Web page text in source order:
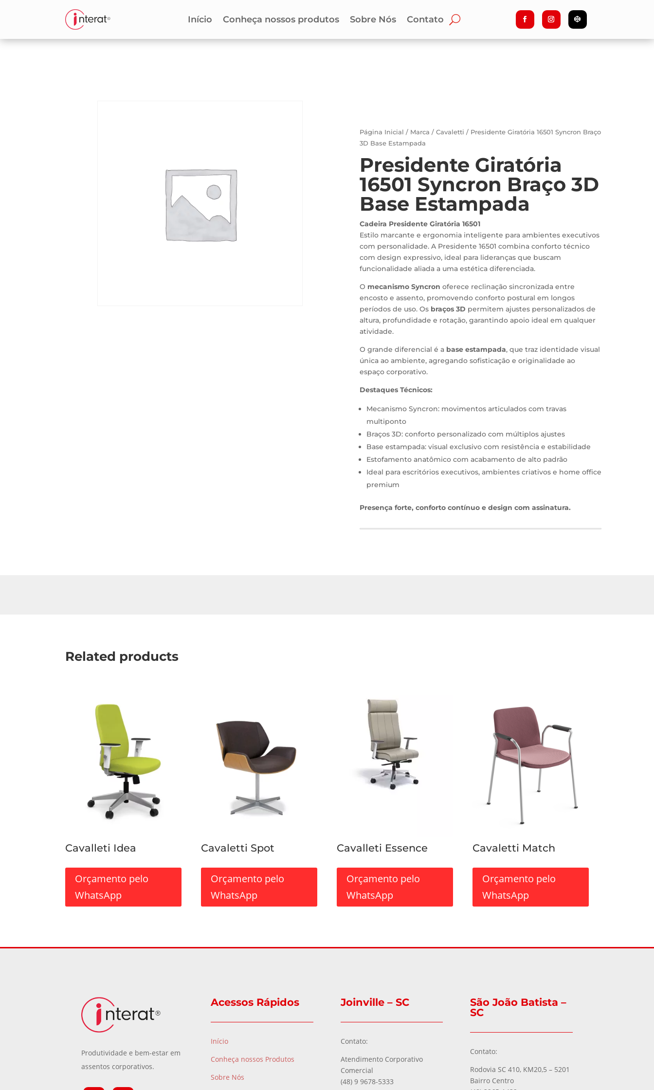
Início Conheça nossos produtos Sobre Nós Contato
Página Inicial / Marca /Cavaletti / Presidente Giratória 16501 Syncron Braço
3D Base Estampada
Presidente Giratória
16501 Syncron Braço 3D
Base Estampada
Cadeira Presidente Giratória 16501
Estilo marcante e ergonomia inteligente para ambientes executivos
com personalidade. A Presidente 16501 combina conforto técnico
com design expressivo, ideal para lideranças que buscam
funcionalidade aliada a uma estética diferenciada.
O mecanismo Syncron oferece reclinação sincronizada entre
encosto e assento, promovendo conforto postural em longos
períodos de uso. Os braços 3D permitem ajustes personalizados de
altura, profundidade e rotação, garantindo apoio ideal em qualquer
atividade.
O grande diferencial é a base estampada, que traz identidade visual
única ao ambiente, agregando sofisticação e originalidade ao
espaço corporativo.
Destaques Técnicos:
Mecanismo Syncron: movimentos articulados com travas
multiponto
Braços 3D: conforto personalizado com múltiplos ajustes
Base estampada: visual exclusivo com resistência e estabilidade
Estofamento anatômico com acabamento de alto padrão
Ideal para escritórios executivos, ambientes criativos e home office
premium
Presença forte, conforto contínuo e design com assinatura.
Related products
Cavalleti Idea
Orçamento pelo
WhatsApp
Cavaletti Spot
Orçamento pelo
WhatsApp
Cavalleti Essence
Orçamento pelo
WhatsApp
Cavaletti Match
Orçamento pelo
WhatsApp
Produtividade e bem-estar em
assentos corporativos.
Acessos Rápidos
Início
Conheça nossos Produtos
Sobre Nós
Joinville – SC
Contato:
Atendimento Corporativo
Comercial
(48) 9 9678-5333
São João Batista –
SC
Contato:
Rodovia SC 410, KM20,5 – 5201
Bairro Centro